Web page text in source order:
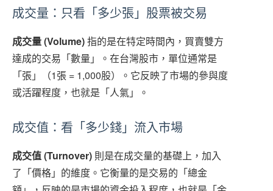
成交量：只看「多少張」股票被交易
成交量 (Volume)指的是在特定時間內，買賣雙方
達成的交易「數量」。在台灣股市，單位通常是
「張」（1張 = 1,000股）。它反映了市場的參與度
或活躍程度，也就是「人氣」。
成交值：看「多少錢」流入市場
成交值 (Turnover) 則是在成交量的基礎上，加入
了「價格」的維度。它衡量的是交易的「總金